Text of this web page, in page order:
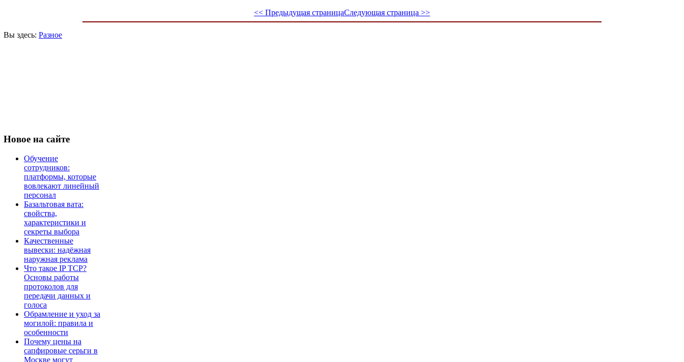
<< Предыдущая страницаСледующая страница >>
Вы здесь: Разное
Новое на сайте
Обучение
сотрудников:
платформы, которые
вовлекают линейный
персонал
Базальтовая вата:
свойства,
характеристики и
секреты выбора
Качественные
вывески: надёжная
наружная реклама
Что такое IP TCP?
Основы работы
протоколов для
передачи данных и
голоса
Обрамление и уход за
могилой: правила и
особенности
Почему цены на
сапфировые серьги в
Москве могут